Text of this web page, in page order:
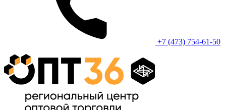
+7 (473) 754-61-50